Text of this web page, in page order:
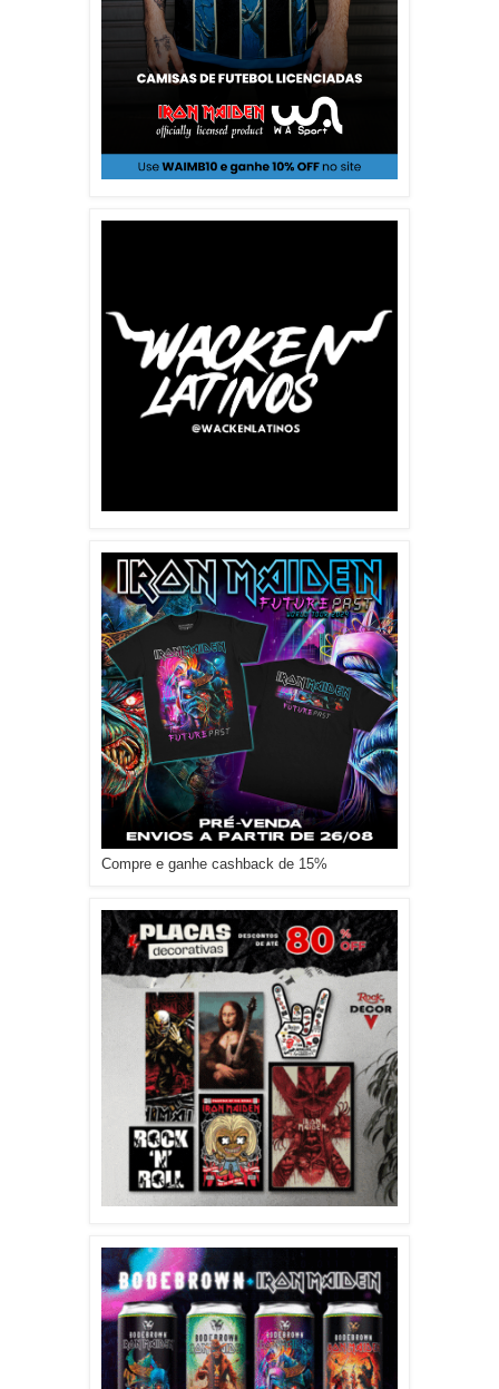
Compre e ganhe cashback de 15%